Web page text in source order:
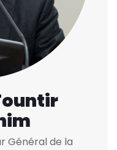
Général de la